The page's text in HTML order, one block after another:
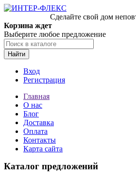
Сделайте свой дом
Корзина ждет
Выберите любое предложение
Найти
Вход
Регистрация
Главная
О нас
Блог
Доставка
Оплата
Контакты
Карта сайта
Каталог предложений